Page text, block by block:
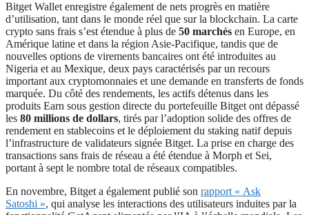
Bitget Wallet enregistre également de nets progrès en matière
d’utilisation, tant dans le monde réel que sur la blockchain. La carte
crypto sans frais s’est étendue à plus de 50 marchés en Europe, en
Amérique latine et dans la région Asie-Pacifique, tandis que de
nouvelles options de virements bancaires ont été introduites au
Nigeria et au Mexique, deux pays caractérisés par un recours
important aux cryptomonnaies et une demande en transferts de fonds
marquée. Du côté des rendements, les actifs détenus dans les
produits Earn sous gestion directe du portefeuille Bitget ont dépassé
les 80 millions de dollars, tirés par l’adoption solide des offres de
rendement en stablecoins et le déploiement du staking natif depuis
l’infrastructure de validateurs signée Bitget. La prise en charge des
transactions sans frais de réseau a été étendue à Morph et Sei,
portant à sept le nombre total de réseaux compatibles.
En novembre, Bitget a également publié son rapport « Ask
Satoshi », qui analyse les interactions des utilisateurs induites par la